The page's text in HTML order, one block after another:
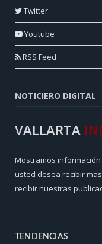
Twitter
Youtube
RSS Feed
NOTICIERO DIGITAL
VALLARTA
Mostramos
usted desea recibir
recibir nuestras
TENDENCIAS